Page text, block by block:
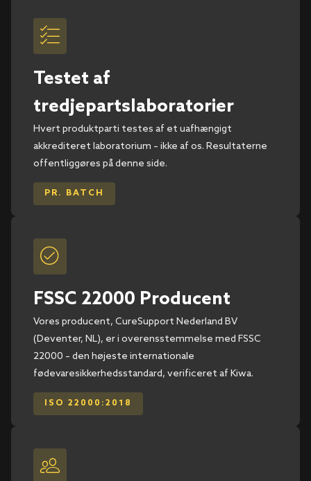
Testet af
tredjepartslaboratorier
Hvert produktparti testes af et uafhængigt
akkrediteret laboratorium – ikke af os. Resultaterne
offentliggøres på denne side.
PR. BATCH
FSSC 22000 Producent
Vores producent, CureSupport Nederland BV
(Deventer, NL), er i overensstemmelse med FSSC
22000 – den højeste internationale
fødevaresikkerhedsstandard, verificeret af Kiwa.
ISO 22000:2018